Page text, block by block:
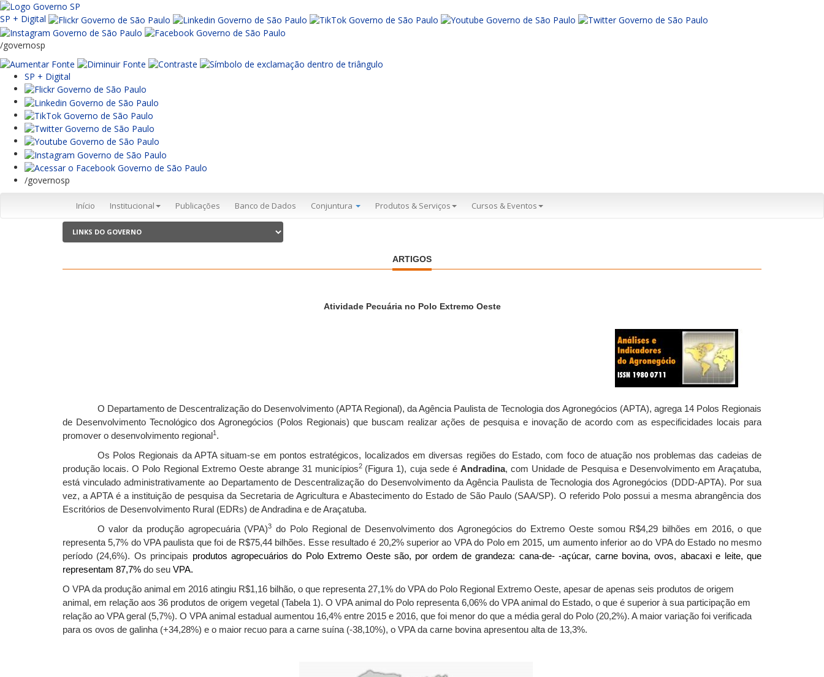
SP + Digital
/governosp
SP + Digital
/governosp
Início Institucional Publicações Banco de Dados Conjuntura Produtos & Serviços Cursos & Eventos
ARTIGOS
Atividade Pecuária no Polo Extremo Oeste
O Departamento de Descentralização do Desenvolvimento (APTA Regional), da Agência Paulista de Tecnologia dos Agronegócios (APTA), agrega 14 Polos Regionais
de Desenvolvimento Tecnológico dos Agronegócios (Polos Regionais) que buscam realizar ações de pesquisa e inovação de acordo com as especificidades locais para
promover o desenvolvimento regional 1 .
Os Polos Regionais da APTA situam-se em pontos estratégicos, localizados em diversas regiões do Estado, com foco de atuação nos problemas das cadeias de
produção locais. O Polo Regional Extremo Oeste abrange 31 municípios2 (Figura 1), cuja sede é Andradina, com Unidade de Pesquisa e Desenvolvimento em Araçatuba,
está vinculado administrativamente ao Departamento de Descentralização do Desenvolvimento da Agência Paulista de Tecnologia dos Agronegócios (DDD-APTA). Por sua
vez, a APTA é a instituição de pesquisa da Secretaria de Agricultura e Abastecimento do Estado de São Paulo (SAA/SP). O referido Polo possui a mesma abrangência dos
Escritórios de Desenvolvimento Rural (EDRs) de Andradina e de Araçatuba.
O valor da produção agropecuária (VPA)3 do Polo Regional de Desenvolvimento dos Agronegócios do Extremo Oeste somou R$4,29 bilhões em 2016, o que
representa 5,7% do VPA paulista que foi de R$75,44 bilhões. Esse resultado é 20,2% superior ao VPA do Polo em 2015, um aumento inferior ao do VPA do Estado no mesmo
período (24,6%). Os principais produtos agropecuários do Polo Extremo Oeste são, por ordem de grandeza: cana-de- -açúcar, carne bovina, ovos, abacaxi e leite, que
representam 87,7% do seu VPA.
O VPA da produção animal em 2016 atingiu R$1,16 bilhão, o que representa 27,1% do VPA do Polo Regional Extremo Oeste, apesar de apenas seis produtos de origem
animal, em relação aos 36 produtos de origem vegetal (Tabela 1). O VPA animal do Polo representa 6,06% do VPA animal do Estado, o que é superior à sua participação em
relação ao VPA geral (5,7%). O VPA animal estadual aumentou 16,4% entre 2015 e 2016, que foi menor do que a média geral do Polo (20,2%). A maior variação foi verificada
para os ovos de galinha (+34,28%) e o maior recuo para a carne suína (-38,10%), o VPA da carne bovina apresentou alta de 13,3%.